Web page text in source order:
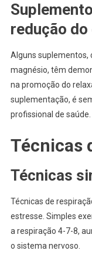
redução
Alguns suplementos,
magnésio, têm
na promoção do
suplementação, é
profissional de saúde.
Técnicas
Técnicas
Técnicas de
estresse. Simples
a respiração 4-7-8,
o sistema nervoso.